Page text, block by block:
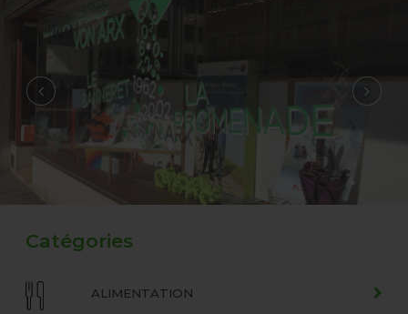
Catégories
ALIMENTATION